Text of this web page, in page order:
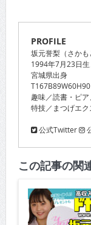
PROFILE
坂元誉梨（さかも
1994年7月23日
宮城県出身
T167B89W60H90
趣味／読書・ピア
特技／まつげエ
公式Twitter
この記事の関